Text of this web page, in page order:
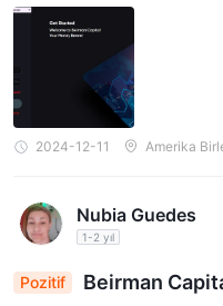
2024-12-11 Amerika
Nubia Guedes
1-2 yıl
Pozitif Beirman